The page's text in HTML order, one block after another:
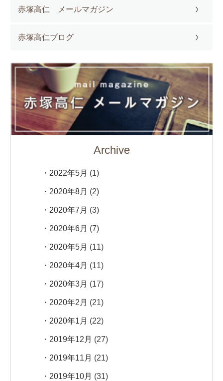
赤塚高仁 メールマガジン
赤塚高仁ブログ
Archive
2022年5月 (1)
2020年8月 (2)
2020年7月 (3)
2020年6月 (7)
2020年5月 (11)
2020年4月 (11)
2020年3月 (17)
2020年2月 (21)
2020年1月 (22)
2019年12月 (27)
2019年11月 (21)
2019年10月 (31)